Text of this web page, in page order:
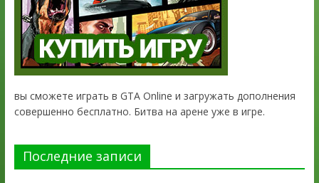
вы сможете играть в GTA Online и загружать дополнения
совершенно бесплатно. Битва на арене уже в игре.
Последние записи